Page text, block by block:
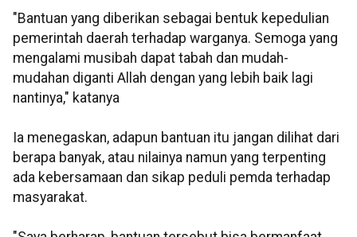
"Bantuan yang diberikan sebagai bentuk kepedulian
pemerintah daerah terhadap warganya. Semoga yang
mengalami musibah dapat tabah dan mudah-
mudahan diganti Allah dengan yang lebih baik lagi
nantinya," katanya
Ia menegaskan, adapun bantuan itu jangan dilihat dari
berapa banyak, atau nilainya namun yang terpenting
ada kebersamaan dan sikap peduli pemda terhadap
masyarakat.